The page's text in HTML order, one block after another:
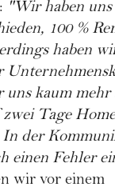
"Wir haben
100 %
haben
kaum mehr
Tage
der
einen Fehler
wir vor einem